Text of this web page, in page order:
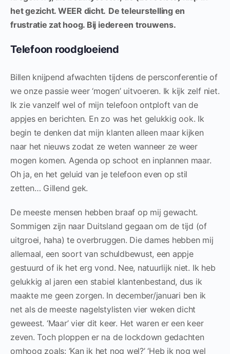
het gezicht. WEER dicht. De teleurstelling en
frustratie zat hoog. Bij iedereen trouwens.
Telefoon roodgloeiend
Billen knijpend afwachten tijdens de persconferentie of
we onze passie weer ‘mogen’ uitvoeren. Ik kijk zelf niet.
Ik zie vanzelf wel of mijn telefoon ontploft van de
appjes en berichten. En zo was het gelukkig ook. Ik
begin te denken dat mijn klanten alleen maar kijken
naar het nieuws zodat ze weten wanneer ze weer
mogen komen. Agenda op schoot en inplannen maar.
Oh ja, en het geluid van je telefoon even op stil
zetten… Gillend gek.
De meeste mensen hebben braaf op mij gewacht.
Sommigen zijn naar Duitsland gegaan om de tijd (of
uitgroei, haha) te overbruggen. Die dames hebben mij
allemaal, een soort van schuldbewust, een appje
gestuurd of ik het erg vond. Nee, natuurlijk niet. Ik heb
gelukkig al jaren een stabiel klantenbestand, dus ik
maakte me geen zorgen. In december/januari ben ik
net als de meeste nagelstylisten vier weken dicht
geweest. ‘Maar’ vier dit keer. Het waren er een keer
zeven. Toch ploppen er na de lockdown gedachten
omhoog zoals: ‘Kan ik het nog wel?’ ‘Heb ik nog wel